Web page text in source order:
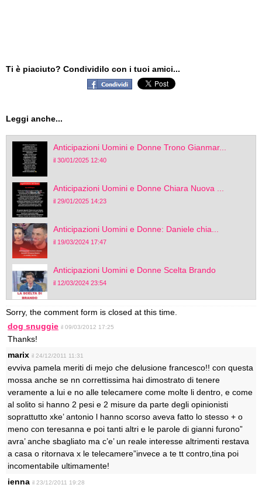
Ti è piaciuto? Condividilo con i tuoi amici...
Leggi anche...
Anticipazioni Uomini e Donne Trono Gianmar...
il 30/01/2025 12:40
Anticipazioni Uomini e Donne Chiara Nuova ...
il 29/01/2025 14:23
Anticipazioni Uomini e Donne: Daniele chia...
il 19/03/2024 17:47
Anticipazioni Uomini e Donne Scelta Brando
il 12/03/2024 23:54
Sorry, the comment form is closed at this time.
dog snuggie il 09/03/2012 17:25
Thanks!
marix il 24/12/2011 11:31
evviva pamela meriti di mejo che delusione francesco!! con questa
mossa anche se nn correttissima hai dimostrato di tenere
veramente a lui e no alle telecamere come molte li dentro, e come
al solito si hanno 2 pesi e 2 misure da parte degli opinionisti
soprattutto xke’ antonio l hanno scorso aveva fatto lo stesso + o
meno con teresanna e poi tanti altri e le parole di gianni furono”
avra’ anche sbagliato ma c’e’ un reale interesse altrimenti restava
a casa o ritornava x le telecamere”invece a te tt contro,tina poi
incomentabile ultimamente!
ienna il 23/12/2011 19:28